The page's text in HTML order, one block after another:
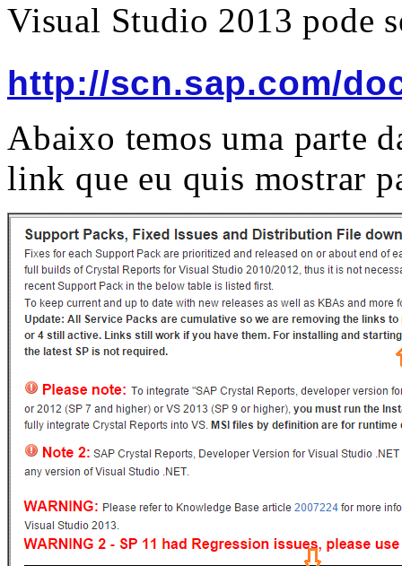
Visual Studio 2013 pode
http://scn.sap.com/
Abaixo temos uma parte
link que eu quis mostrar